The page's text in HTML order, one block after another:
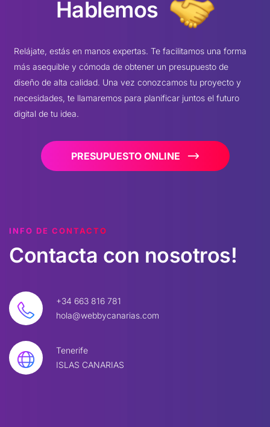
Hablemos
Relájate, estás en manos expertas. Te facilitamos una forma
más asequible y cómoda de obtener un presupuesto de
diseño de alta calidad. Una vez conozcamos tu proyecto y
necesidades, te llamaremos para planificar juntos el futuro
digital de tu idea.
PRESUPUESTO ONLINE
INFO DE CONTACTO
Contacta con nosotros!
+34 663 816 781
hola@webbycanarias.com
Tenerife
ISLAS CANARIAS